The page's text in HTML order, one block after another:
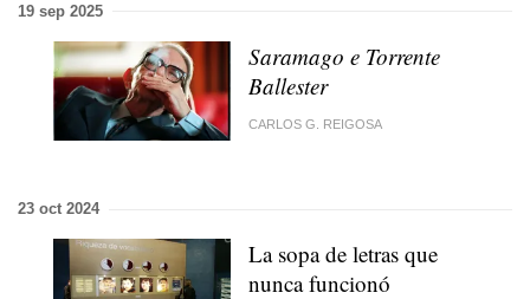
19 sep 2025
Saramago e Torrente
Ballester
CARLOS G. REIGOSA
23 oct 2024
La sopa de letras que
nunca funcionó